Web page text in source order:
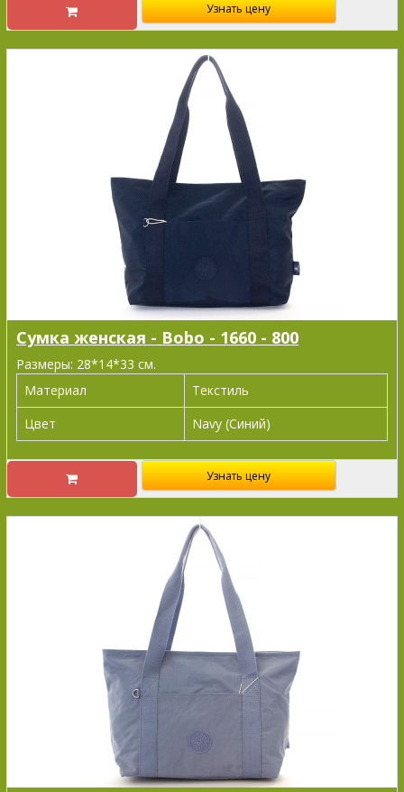
Узнать цену
Сумка женская - Bobo - 1660 - 800
Размеры: 28*14*33 см.
Материал
Текстиль
Цвет
Navy (Синий)
Узнать цену